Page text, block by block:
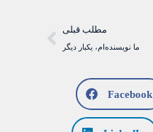
مطلب قبلی
ما نویسنده‌ام، یکبار دیگر
Facebook